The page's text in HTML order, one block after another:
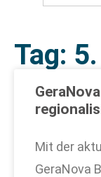
Tag:
Mit der
GeraNova